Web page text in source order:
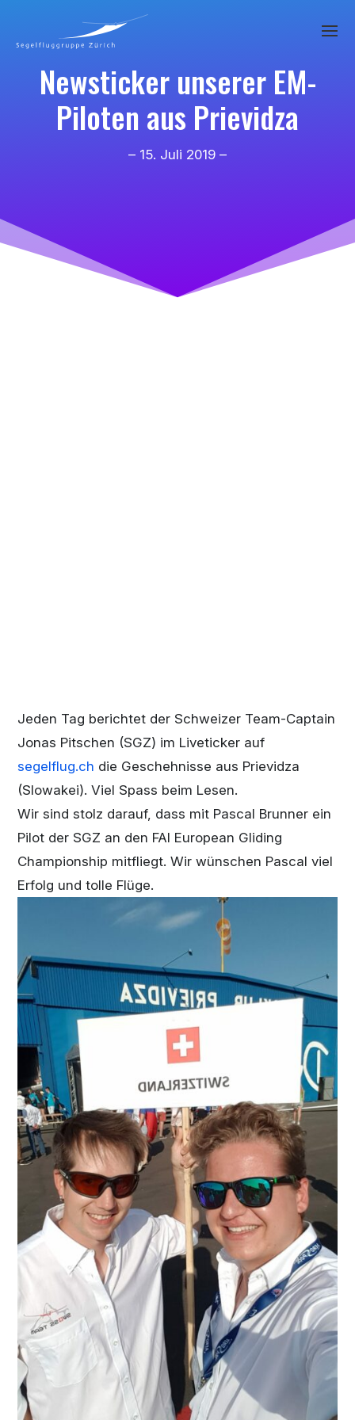
Newsticker unserer EM-
Piloten aus Prievidza
– 15. Juli 2019 –
Jeden Tag berichtet der Schweizer Team-Captain
Jonas Pitschen (SGZ) im Liveticker auf
segelflug.ch die Geschehnisse aus Prievidza
(Slowakei). Viel Spass beim Lesen.
Wir sind stolz darauf, dass mit Pascal Brunner ein
Pilot der SGZ an den FAI European Gliding
Championship mitfliegt. Wir wünschen Pascal viel
Erfolg und tolle Flüge.